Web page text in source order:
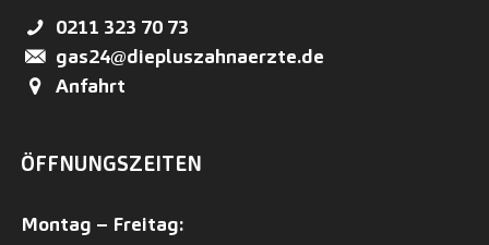
0211 323 70 73
gas24@diepluszahnaerzte.de
Anfahrt
ÖFFNUNGSZEITEN
Montag – Freitag: